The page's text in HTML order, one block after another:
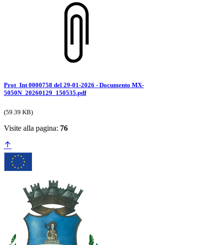
Prot_Int 0000758 del 29-01-2026 - Documento MX-
5050N_20260129_150535.pdf
(59.39 KB)
Visite alla pagina: 76